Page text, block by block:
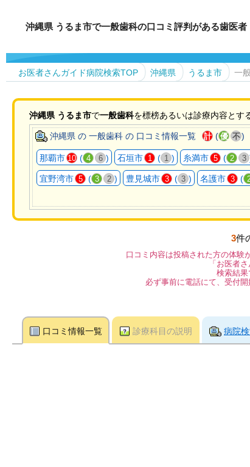
沖縄県 うるま市で一般歯科の口コミ評判がある歯医者
お医者さんガイド病院検索TOP 沖縄県 うるま市 一
沖縄県 うるま市で一般歯科を標榜あるいは診療内容とす
沖縄県 の 一般歯科 の 口コミ情報一覧 計 (優 不)
那覇市 10 ( 4 6 ) 石垣市 1 ( 1 ) 糸満市 5 ( 2 3
宜野湾市 5 ( 3 2 ) 豊見城市 3 ( 3 ) 名護市 3 (
3件
口コミ内容は投稿された方の体験
「お医者
検索結果
必ず事前に電話にて、受付
口コミ情報一覧 診療科目の説明 病院